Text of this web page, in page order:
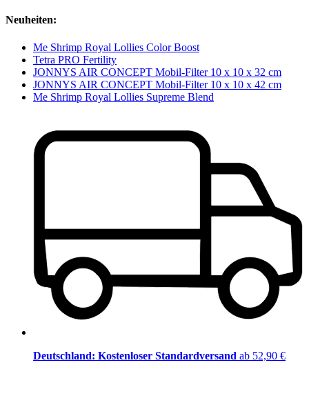
Neuheiten:
Me Shrimp Royal Lollies Color Boost
Tetra PRO Fertility
JONNYS AIR CONCEPT Mobil-Filter 10 x 10 x 32 cm
JONNYS AIR CONCEPT Mobil-Filter 10 x 10 x 42 cm
Me Shrimp Royal Lollies Supreme Blend
Deutschland: Kostenloser Standardversand ab 52,90 €